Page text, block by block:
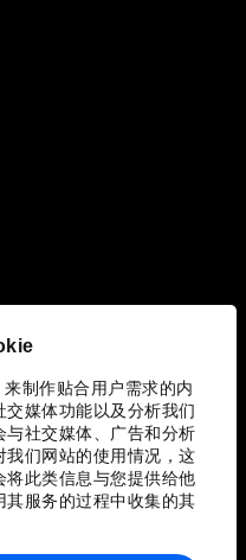
制作贴合用户需求的内
交媒体功能以及分析我们
与社交媒体、广告和分析
我们网站的使用情况，这
将此类信息与您提供给他
其服务的过程中收集的其